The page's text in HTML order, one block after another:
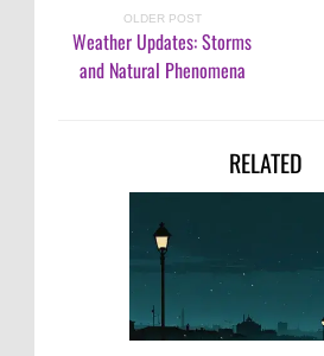
OLDER POST
Weather Updates: Storms
and Natural Phenomena
RELATED